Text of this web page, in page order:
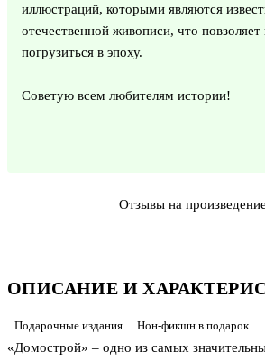
ОПИСАНИЕ И
Подарочные издания Нон-фикшн в подарок
«Домострой» – одно из самых
иллюстраций, которыми являются
отечественной живописи, что
погрузиться в эпоху.
Советую всем любителям истории!
Отзывы на произведение